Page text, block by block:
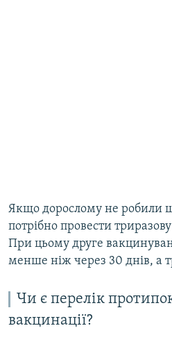
Якщо дорослому не робили
потрібно провести
При цьому друге
менше ніж через 30 днів, а
Чи є перелік
вакцинації?